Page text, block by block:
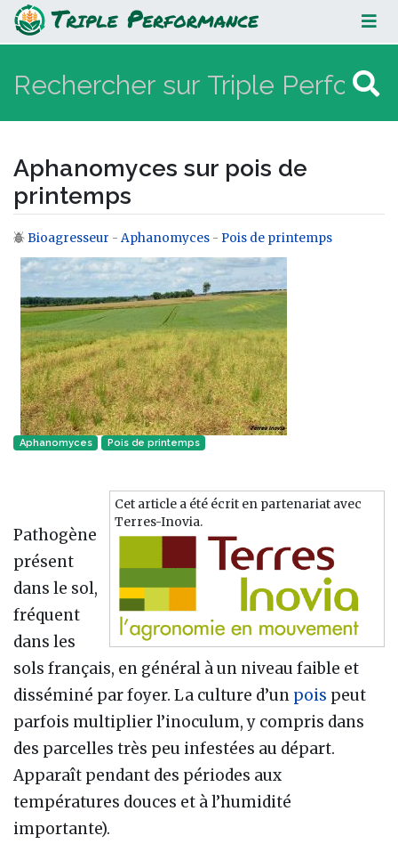
Aphanomyces sur pois de
printemps
Aphanomyces sur pois de
printemps
Aller à :navigation,rechercher
Bioagresseur - Aphanomyces - Pois de printemps
Aphanomyces Pois de printemps
Cet article a été écrit en partenariat avec
Terres-Inovia.
Pathogène
présent
dans le sol,
fréquent
dans les
sols français, en général à un niveau faible et
disséminé par foyer. La culture d’un pois peut
parfois multiplier l’inoculum, y compris dans
des parcelles très peu infestées au départ.
Apparaît pendant des périodes aux
températures douces et à l’humidité
importante).